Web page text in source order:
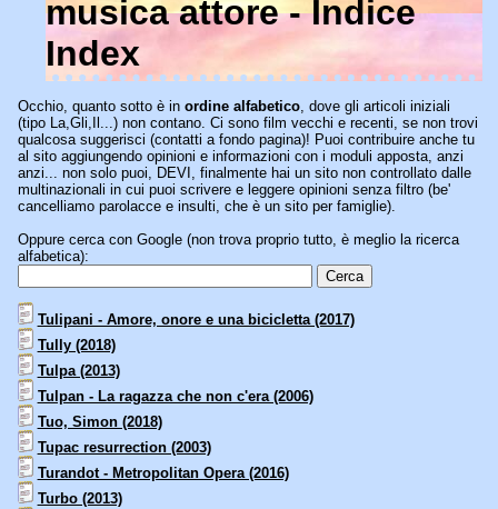
musica attore - Indice
Index
Occhio, quanto sotto è in ordine alfabetico, dove gli articoli iniziali
(tipo La,Gli,Il...) non contano. Ci sono film vecchi e recenti, se non trovi
qualcosa suggerisci (contatti a fondo pagina)! Puoi contribuire anche tu
al sito aggiungendo opinioni e informazioni con i moduli apposta, anzi
anzi... non solo puoi, DEVI, finalmente hai un sito non controllato dalle
multinazionali in cui puoi scrivere e leggere opinioni senza filtro (be'
cancelliamo parolacce e insulti, che è un sito per famiglie).
Oppure cerca con Google (non trova proprio tutto, è meglio la ricerca
alfabetica):
Tulipani - Amore, onore e una bicicletta (2017)
Tully (2018)
Tulpa (2013)
Tulpan - La ragazza che non c'era (2006)
Tuo, Simon (2018)
Tupac resurrection (2003)
Turandot - Metropolitan Opera (2016)
Turbo (2013)